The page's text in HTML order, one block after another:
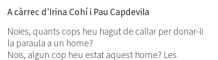
A càrrec d’Irina Cohí i Pau Capdevila
Noies, quants cops heu hagut de callar per donar-li
la paraula a un home?
Nois, algun cop heu estat aquest home? Les